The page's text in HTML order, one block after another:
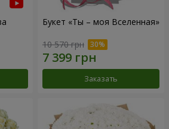
Букет «Ты – моя Вселенная»
10 570 грн
Заказать